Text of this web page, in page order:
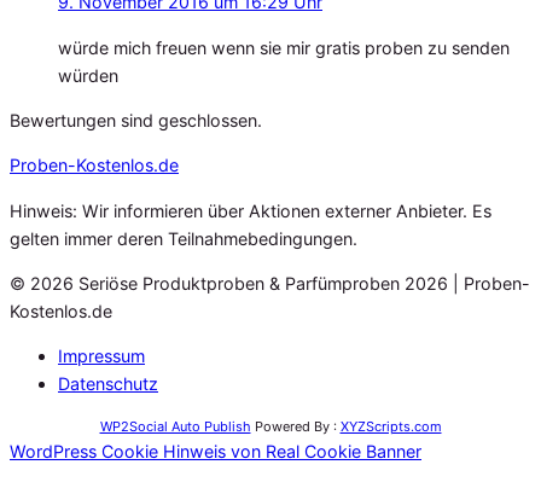
würde mich freuen wenn sie mir gratis proben zu senden
würden
Bewertungen sind geschlossen.
Proben-Kostenlos.de
Hinweis: Wir informieren über Aktionen externer Anbieter. Es
gelten immer deren Teilnahmebedingungen.
© 2026 Seriöse Produktproben & Parfümproben 2026 | Proben-
Kostenlos.de
Impressum
Datenschutz
WP2Social Auto Publish Powered By : XYZScripts.com
WordPress Cookie Hinweis von Real Cookie Banner